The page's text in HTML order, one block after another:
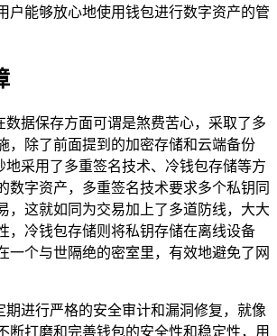
户能够放心地使用钱包进行数字资产的管
数据保存方面可谓是煞费苦心，采取了多
，除了前面提到的加密存储和云端备份
地采用了多重签名技术、冷钱包存储等方
数字资产，多重签名技术要求多个私钥同
，这就如同为交易加上了多道防线，大大
，冷钱包存储则将私钥存储在离线设备
一个与世隔绝的密室里，有效地避免了网
期进行严格的安全审计和漏洞修复，就像
断打磨和完善钱包的安全性和稳定性，用